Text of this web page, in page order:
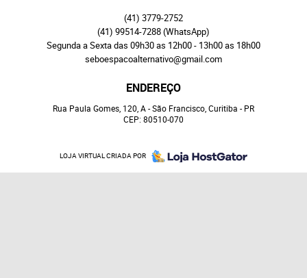
(41) 3779-2752
(41) 99514-7288(WhatsApp)
Segunda a Sexta das 09h30 as 12h00 - 13h00 as 18h00
seboespacoalternativo@gmail.com
ENDEREÇO
Rua Paula Gomes, 120, A-São Francisco, Curitiba - PR
CEP: 80510-070
LOJA VIRTUAL CRIADA POR